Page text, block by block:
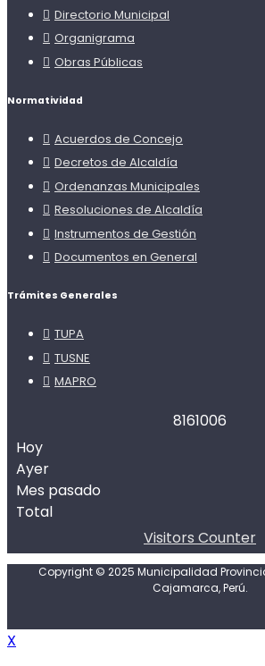
Directorio Municipal
Organigrama
Obras Públicas
Normatividad
Acuerdos de Concejo
Decretos de Alcaldía
Ordenanzas Municipales
Resoluciones de Alcaldía
Instrumentos de Gestión
Documentos en General
Trámites Generales
TUPA
TUSNE
MAPRO
8161006
Hoy
Ayer
Mes pasado
Total
Visitors Counter
Copyright © 2025 Municipalidad
Cajamarca, Perú.
X